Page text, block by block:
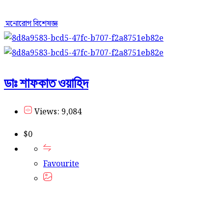
মনোরোগ বিশেষজ্ঞ
ডাঃ শাফকাত ওয়াহিদ
Views: 9,084
$0
Favourite